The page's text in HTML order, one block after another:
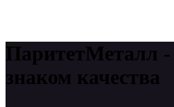
ПаритетМеталл -
знаком качества